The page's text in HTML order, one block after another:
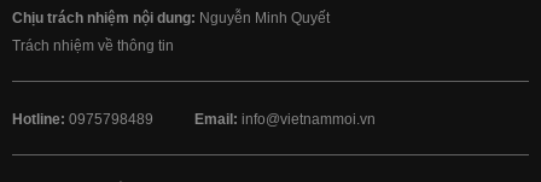
Chịu trách nhiệm nội dung: Nguyễn Minh Quyết
Trách nhiệm về thông tin
Hotline: 0975798489 Email: info@vietnammoi.vn